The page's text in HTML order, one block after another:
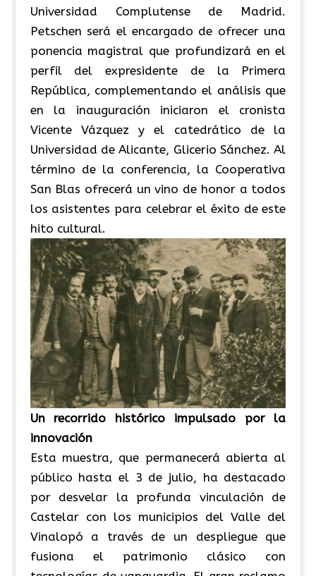
Universidad Complutense de Madrid.
Petschen será el encargado de ofrecer una
ponencia magistral que profundizará en el
perfil del expresidente de la Primera
República, complementando el análisis que
en la inauguración iniciaron el cronista
Vicente Vázquez y el catedrático de la
Universidad de Alicante, Glicerio Sánchez. Al
término de la conferencia, la Cooperativa
San Blas ofrecerá un vino de honor a todos
los asistentes para celebrar el éxito de este
hito cultural.
Un recorrido histórico impulsado por la
innovación
Esta muestra, que permanecerá abierta al
público hasta el 3 de julio, ha destacado
por desvelar la profunda vinculación de
Castelar con los municipios del Valle del
Vinalopó a través de un despliegue que
fusiona el patrimonio clásico con